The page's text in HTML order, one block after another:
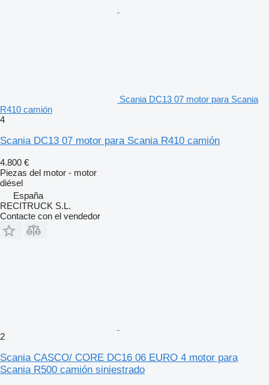
Scania DC13 07 motor para Scania
R410 camión
4
Scania DC13 07 motor para Scania R410 camión
4.800 €
Piezas del motor - motor
diésel
España
RECITRUCK S.L.
Contacte con el vendedor
2
Scania CASCO/ CORE DC16 06 EURO 4 motor para
Scania R500 camión siniestrado